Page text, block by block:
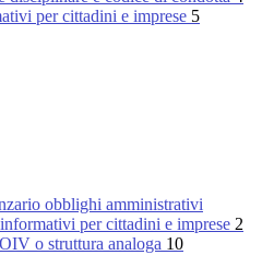
per cittadini e imprese 5
obblighi amministrativi
per cittadini e imprese 2
o struttura analoga 10